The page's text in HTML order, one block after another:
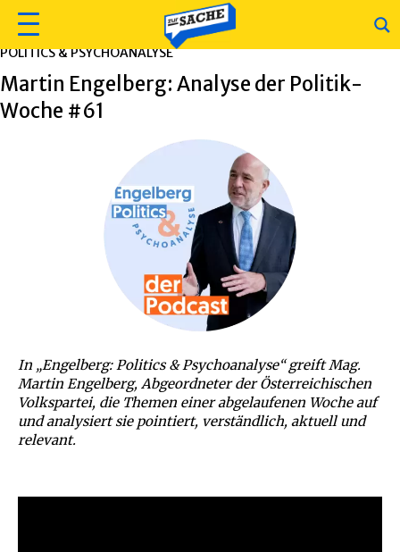
POLITICS & PSYCHOANALYSE
Martin Engelberg: Analyse der Politik-
Woche #61
In „Engelberg: Politics & Psychoanalyse“ greift Mag.
Martin Engelberg, Abgeordneter der Österreichischen
Volkspartei, die Themen einer abgelaufenen Woche auf
und analysiert sie pointiert, verständlich, aktuell und
relevant.